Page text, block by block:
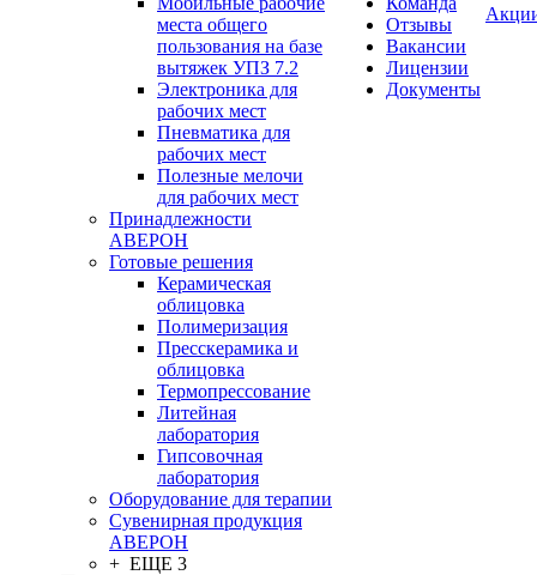
места общего
пользования на базе
вытяжек УПЗ 7.2
Электроника для
рабочих мест
Пневматика для
рабочих мест
Полезные мелочи
для рабочих мест
Принадлежности
АВЕРОН
Готовые решения
Керамическая
облицовка
Полимеризация
Пресскерамика и
облицовка
Термопрессование
Литейная
лаборатория
Гипсовочная
лаборатория
Оборудование для терапии
Сувенирная продукция
АВЕРОН
+ ЕЩЕ 3
Отзывы
Вакансии
Лицензии
Документы